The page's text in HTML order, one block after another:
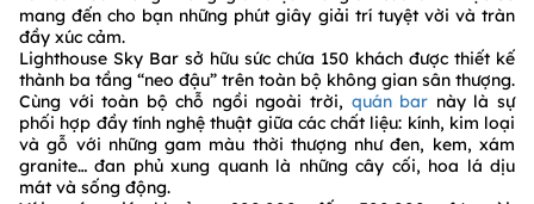
mang đến cho bạn những phút giây giải trí tuyệt vời và tràn
đầy xúc cảm.
Lighthouse Sky Bar sở hữu sức chứa 150 khách được thiết kế
thành ba tầng “neo đậu” trên toàn bộ không gian sân thượng.
Cùng với toàn bộ chỗ ngồi ngoài trời, quán bar này là sự
phối hợp đầy tính nghệ thuật giữa các chất liệu: kính, kim loại
và gỗ với những gam màu thời thượng như đen, kem, xám
granite… đan phủ xung quanh là những cây cối, hoa lá dịu
mát và sống động.